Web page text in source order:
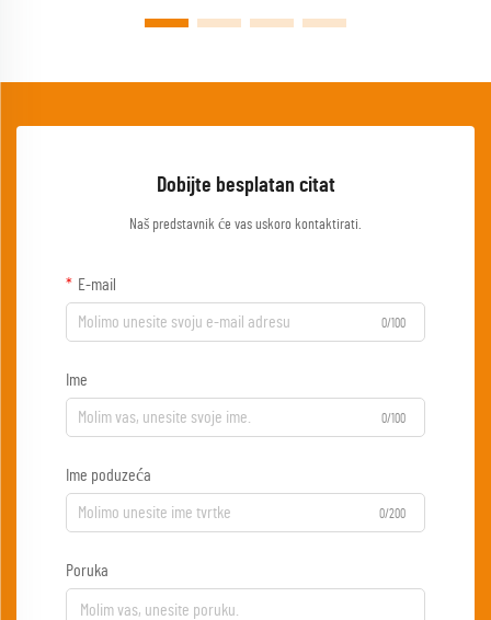
Dobijte besplatan citat
Naš predstavnik će vas uskoro kontaktirati.
E-mail
0/100
Ime
0/100
Ime poduzeća
0/200
Poruka